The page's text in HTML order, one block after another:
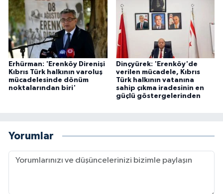
Erhürman: 'Erenköy Direnişi
Kıbrıs Türk halkının varoluş
mücadelesinde dönüm
noktalarından biri'
Dinçyürek: 'Erenköy'de
verilen mücadele, Kıbrıs
Türk halkının vatanına
sahip çıkma iradesinin en
güçlü göstergelerinden
Yorumlar